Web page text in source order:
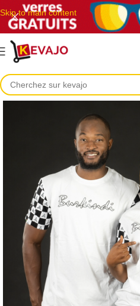
Skip to main content